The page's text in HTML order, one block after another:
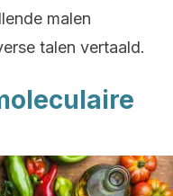
malen
talen vertaald.